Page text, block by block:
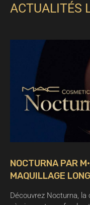
ACTUALITÉS
NOCTURNA PAR
MAQUILLAGE
Découvrez Nocturna, la